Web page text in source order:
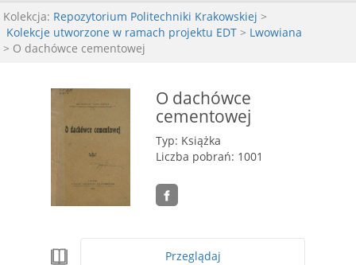
Kolekcja: Repozytorium Politechniki Krakowskiej >
Kolekcje utworzone w ramach projektu EDT > Lwowiana
> O dachówce cementowej
O dachówce
cementowej
Typ: Książka
Liczba pobrań: 1001
Przeglądaj